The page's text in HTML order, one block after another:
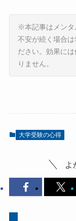
※本記事はメンタ
不安が続く場合
ださい。効果に
りません。
大学受験の心得
よ